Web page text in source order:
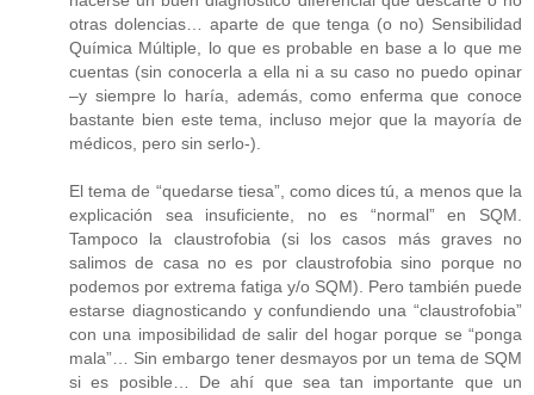
otras dolencias… aparte de que tenga (o no) Sensibilidad
Química Múltiple, lo que es probable en base a lo que me
cuentas (sin conocerla a ella ni a su caso no puedo opinar
–y siempre lo haría, además, como enferma que conoce
bastante bien este tema, incluso mejor que la mayoría de
médicos, pero sin serlo-).
El tema de “quedarse tiesa”, como dices tú, a menos que la
explicación sea insuficiente, no es “normal” en SQM.
Tampoco la claustrofobia (si los casos más graves no
salimos de casa no es por claustrofobia sino porque no
podemos por extrema fatiga y/o SQM). Pero también puede
estarse diagnosticando y confundiendo una “claustrofobia”
con una imposibilidad de salir del hogar porque se “ponga
mala”… Sin embargo tener desmayos por un tema de SQM
si es posible… De ahí que sea tan importante que un